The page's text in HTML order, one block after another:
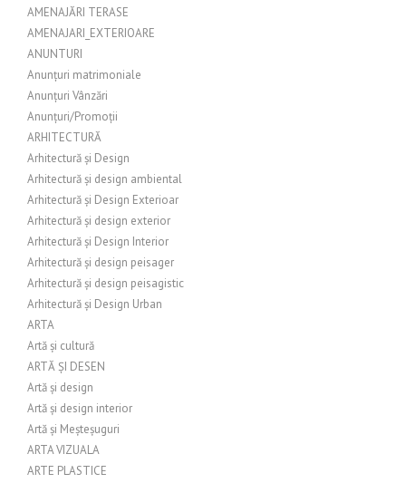
AMENAJĂRI TERASE
AMENAJARI_EXTERIOARE
ANUNTURI
Anunțuri matrimoniale
Anunțuri Vânzări
Anunțuri/Promoții
ARHITECTURĂ
Arhitectură și Design
Arhitectură și design ambiental
Arhitectură și Design Exterioar
Arhitectură și design exterior
Arhitectură și Design Interior
Arhitectură și design peisager
Arhitectură și design peisagistic
Arhitectură și Design Urban
ARTA
Artă și cultură
ARTĂ ȘI DESEN
Artă și design
Artă și design interior
Artă și Meșteșuguri
ARTA VIZUALA
ARTE PLASTICE